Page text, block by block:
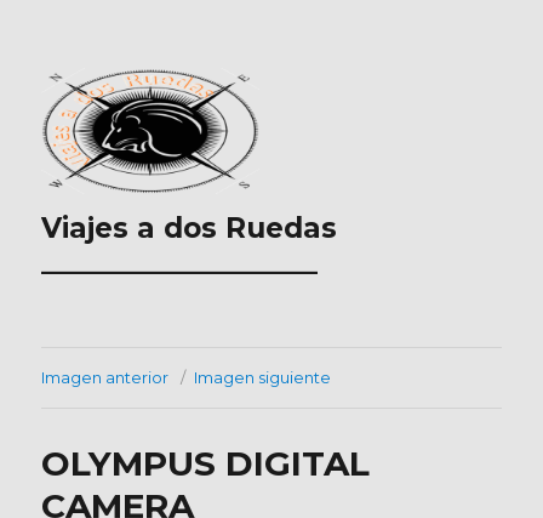
Viajes a dos Ruedas
___________________
Imagen anterior Imagen siguiente
OLYMPUS DIGITAL
CAMERA